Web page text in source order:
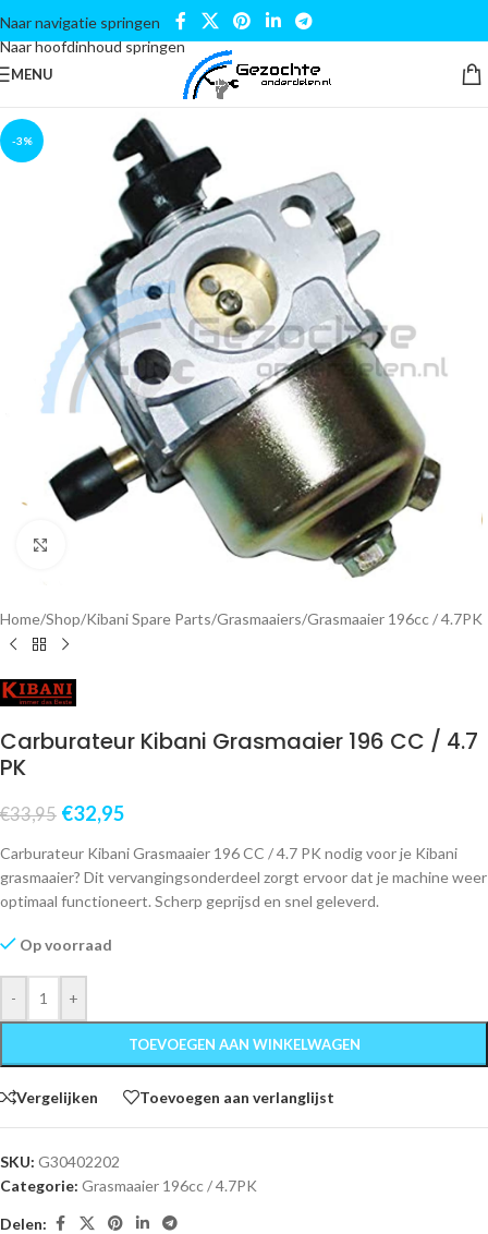
Naar navigatie springen
Naar hoofdinhoud springen
MENU
-3%
Home/Shop/Kibani Spare Parts/Grasmaaiers/Grasmaaier 196cc / 4.7PK
Carburateur Kibani Grasmaaier 196 CC / 4.7
PK
€33,95 €32,95
Carburateur Kibani Grasmaaier 196 CC / 4.7 PK nodig voor je Kibani
grasmaaier? Dit vervangingsonderdeel zorgt ervoor dat je machine weer
optimaal functioneert. Scherp geprijsd en snel geleverd.
Op voorraad
- +
TOEVOEGEN AAN WINKELWAGEN
Vergelijken Toevoegen aan verlanglijst
SKU: G30402202
Categorie: Grasmaaier 196cc / 4.7PK
Delen: